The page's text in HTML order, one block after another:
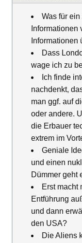
Was für
Dass
wage ich zu
Ich finde
nachdenkt,
man ggf. auf
oder andere.
die Erbauer
extrem im
Geniale
und einen
Dümmer geht
Erst macht
Entführung
und dann
den USA?
Die Aliens